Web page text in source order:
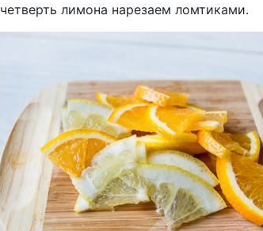
лимона нарезаем ломтиками.